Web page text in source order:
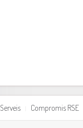
Serveis Compromis RSE